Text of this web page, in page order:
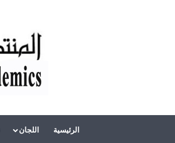
الرئيسية اللجان